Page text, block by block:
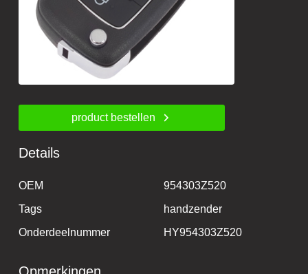
product bestellen
Details
OEM
954303Z520
Tags
handzender
Onderdeelnummer
HY954303Z520